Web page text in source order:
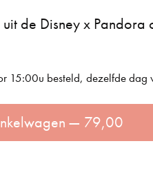
de Disney x Pandora
15:00u besteld, dezelfde dag
— 79,00